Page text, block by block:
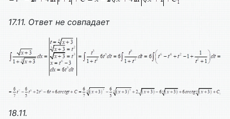
17.11. Ответ не совпадает
18.11.